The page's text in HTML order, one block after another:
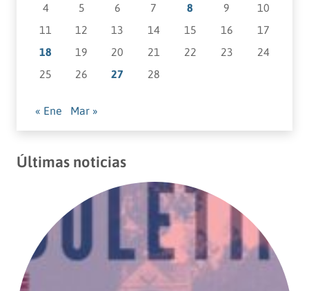
4
5 6 7 8 9
10
11
12 13 14 15 16
17
18
19 20 21 22 23
24
25
26 27 28
« Ene Mar »
Últimas noticias